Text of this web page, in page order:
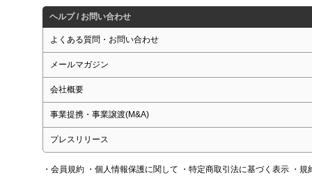
ヘルプ / お問い合わせ
よくある質問・お問い合わせ
メールマガジン
会社概要
事業提携・事業譲渡(M&A)
プレスリリース
・会員規約 ・個人情報保護に関して ・特定商取引法に基づく表示 ・規